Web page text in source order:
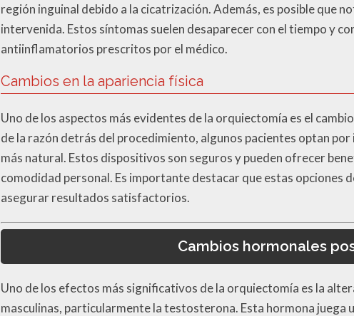
región inguinal debido a la cicatrización. Además, es posible que
intervenida. Estos síntomas suelen desaparecer con el tiempo y
antiinflamatorios prescritos por el médico.
Cambios en la apariencia física
Uno de los aspectos más evidentes de la orquiectomía es el
de la razón detrás del procedimiento, algunos pacientes optan
más natural. Estos dispositivos son seguros y pueden ofrecer
comodidad personal. Es importante destacar que estas opciones
asegurar resultados satisfactorios.
Cambios hormonales
Uno de los efectos más significativos de la orquiectomía es la
masculinas, particularmente la testosterona. Esta hormona juega